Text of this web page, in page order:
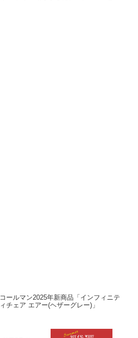
コールマン2025年新商品「インフィニテ
ィチェア エアー(ヘザーグレー)」